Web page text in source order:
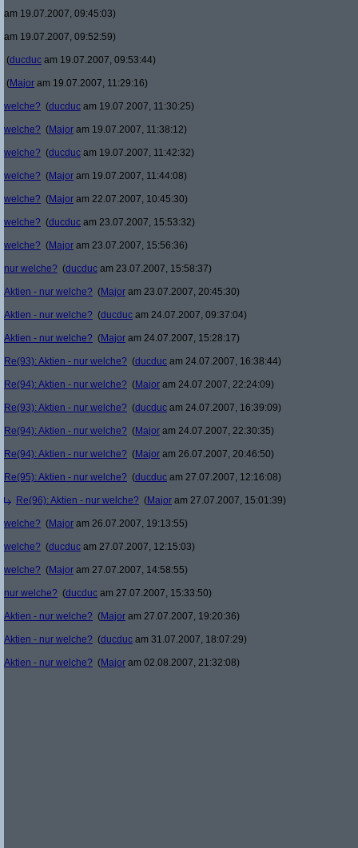
am 19.07.2007, 09:45:03)
am 19.07.2007, 09:52:59)
(ducduc am 19.07.2007, 09:53:44)
(Major am 19.07.2007, 11:29:16)
welche? (ducduc am 19.07.2007, 11:30:25)
welche? (Major am 19.07.2007, 11:38:12)
welche? (ducduc am 19.07.2007, 11:42:32)
welche? (Major am 19.07.2007, 11:44:08)
welche? (Major am 22.07.2007, 10:45:30)
welche? (ducduc am 23.07.2007, 15:53:32)
welche? (Major am 23.07.2007, 15:56:36)
nur welche? (ducduc am 23.07.2007, 15:58:37)
Aktien - nur welche? (Major am 23.07.2007, 20:45:30)
Aktien - nur welche? (ducduc am 24.07.2007, 09:37:04)
Aktien - nur welche? (Major am 24.07.2007, 15:28:17)
Re(93): Aktien - nur welche? (ducduc am 24.07.2007, 16:38:44)
Re(94): Aktien - nur welche? (Major am 24.07.2007, 22:24:09)
Re(93): Aktien - nur welche? (ducduc am 24.07.2007, 16:39:09)
Re(94): Aktien - nur welche? (Major am 24.07.2007, 22:30:35)
Re(94): Aktien - nur welche? (Major am 26.07.2007, 20:46:50)
Re(95): Aktien - nur welche? (ducduc am 27.07.2007, 12:16:08)
Re(96): Aktien - nur welche? (Major am 27.07.2007, 15:01:39)
welche? (Major am 26.07.2007, 19:13:55)
welche? (ducduc am 27.07.2007, 12:15:03)
welche? (Major am 27.07.2007, 14:58:55)
nur welche? (ducduc am 27.07.2007, 15:33:50)
Aktien - nur welche? (Major am 27.07.2007, 19:20:36)
Aktien - nur welche? (ducduc am 31.07.2007, 18:07:29)
Aktien - nur welche? (Major am 02.08.2007, 21:32:08)